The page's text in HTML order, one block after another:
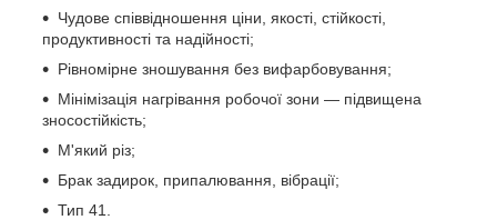
Чудове співвідношення ціни, якості, стійкості,
продуктивності та надійності;
Рівномірне зношування без вифарбовування;
Мінімізація нагрівання робочої зони — підвищена
зносостійкість;
М'який різ;
Брак задирок, припалювання, вібрації;
Тип 41.